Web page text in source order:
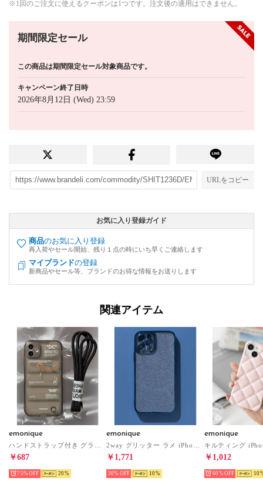
※1回のご注文に使えるクーポンは1つです。注文後の適用はできません。
期間限定セール
この商品は期間限定セール対象商品です。
キャンペーン終了日時
2026年8月12日 (Wed) 23:59
URLをコピー
お気に入り登録ガイド
商品のお気に入り登録
再入荷やセール開始、残り１点の時にいち早くご連絡します
マイブランドの登録
新商品やセール等、ブランドのお得な情報をお送りします
関連アイテム
emonique
￥687
75% 20
emonique
￥1,771
30% 10
emonique
￥1,012
60% 10